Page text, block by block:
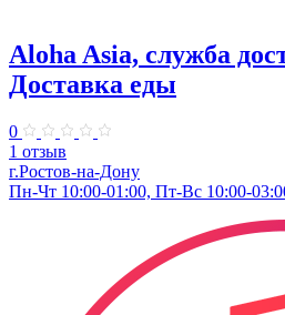
Aloha Asia, служба
Доставка еды
0
1 отзыв
г.Ростов-на-Дону
Пн-Чт 10:00-01:00, Пт-Вс 10:00-